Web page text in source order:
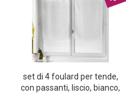
set di 4 foulard per tende,
con passanti, liscio, bianco,